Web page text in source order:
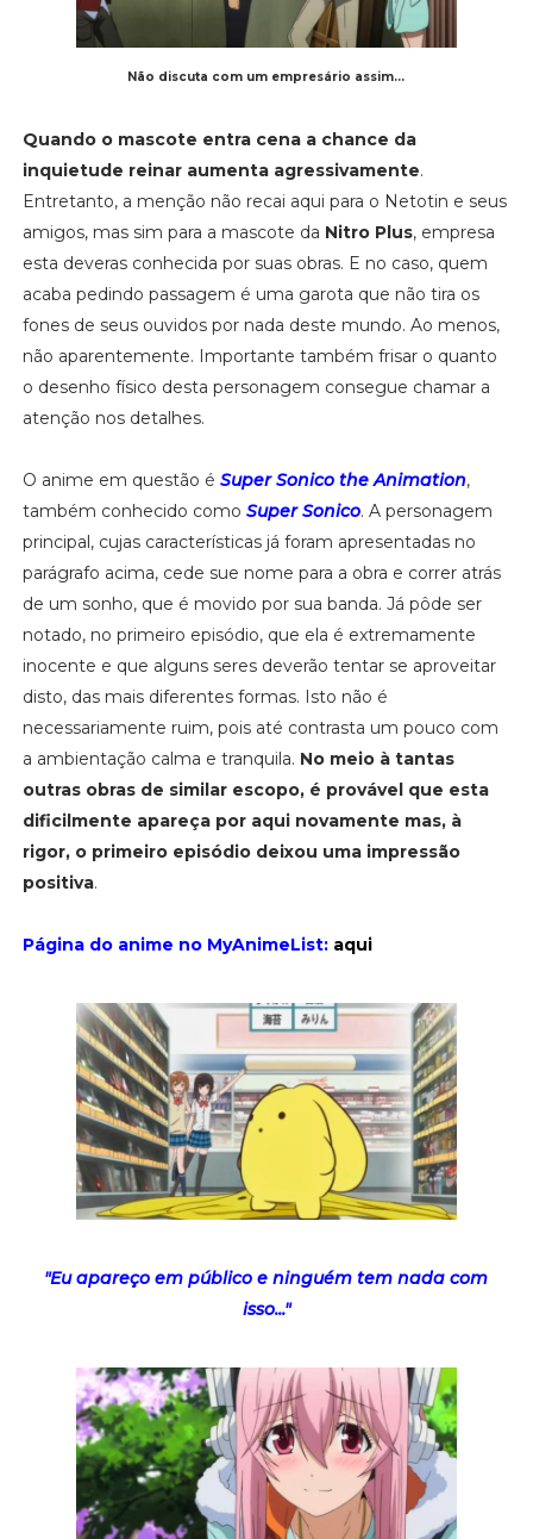
Não discuta com um empresário assim...
Quando o mascote entra cena a chance da
inquietude reinar aumenta agressivamente.
Entretanto, a menção não recai aqui para o Netotin e seus
amigos, mas sim para a mascote da Nitro Plus, empresa
esta deveras conhecida por suas obras. E no caso, quem
acaba pedindo passagem é uma garota que não tira os
fones de seus ouvidos por nada deste mundo. Ao menos,
não aparentemente. Importante também frisar o quanto
o desenho físico desta personagem consegue chamar a
atenção nos detalhes.
O anime em questão é Super Sonico the Animation,
também conhecido como Super Sonico. A personagem
principal, cujas características já foram apresentadas no
parágrafo acima, cede sue nome para a obra e correr atrás
de um sonho, que é movido por sua banda. Já pôde ser
notado, no primeiro episódio, que ela é extremamente
inocente e que alguns seres deverão tentar se aproveitar
disto, das mais diferentes formas. Isto não é
necessariamente ruim, pois até contrasta um pouco com
a ambientação calma e tranquila. No meio à tantas
outras obras de similar escopo, é provável que esta
dificilmente apareça por aqui novamente mas, à
rigor, o primeiro episódio deixou uma impressão
positiva.
Página do anime no MyAnimeList: aqui
"Eu apareço em público e ninguém tem nada com
isso..."